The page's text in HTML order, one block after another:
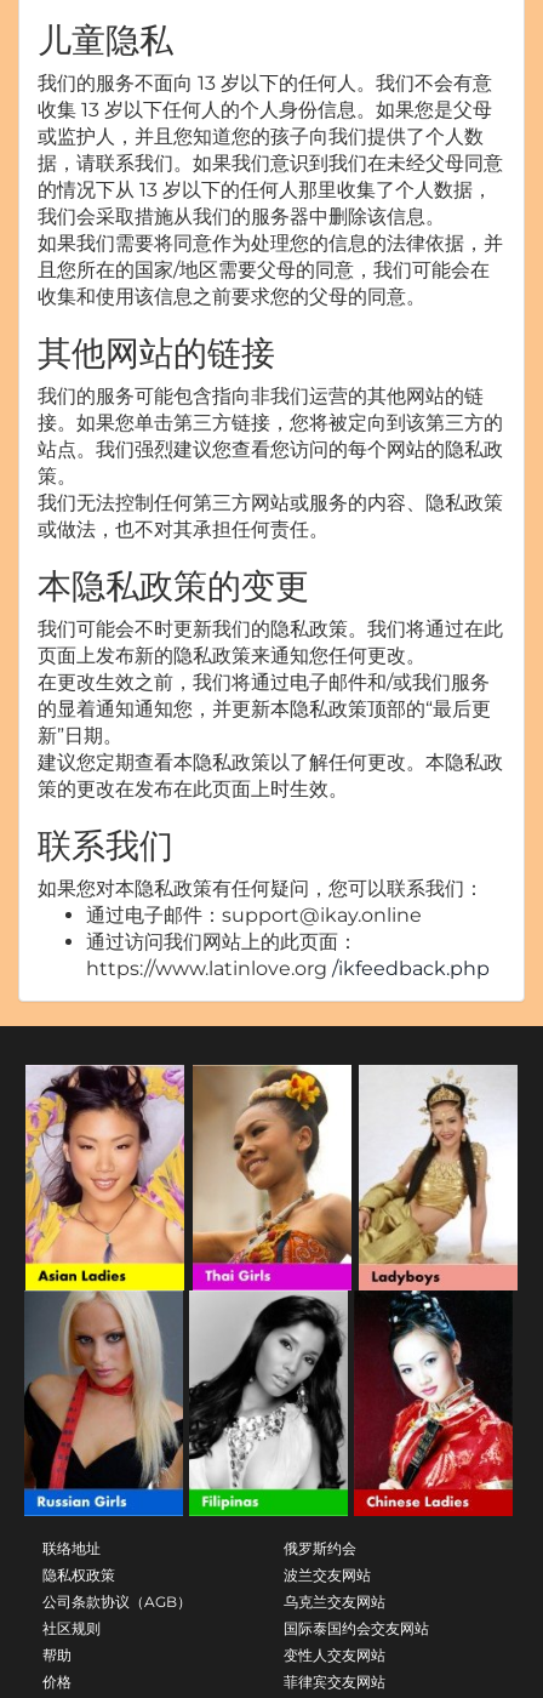
儿童隐私
我们的服务不面向 13 岁以下的任何人。我们不会有意
收集 13 岁以下任何人的个人身份信息。如果您是父母
或监护人，并且您知道您的孩子向我们提供了个人数
据，请联系我们。如果我们意识到我们在未经父母同意
的情况下从 13 岁以下的任何人那里收集了个人数据，
我们会采取措施从我们的服务器中删除该信息。
如果我们需要将同意作为处理您的信息的法律依据，并
且您所在的国家/地区需要父母的同意，我们可能会在
收集和使用该信息之前要求您的父母的同意。
其他网站的链接
我们的服务可能包含指向非我们运营的其他网站的链
接。如果您单击第三方链接，您将被定向到该第三方的
站点。我们强烈建议您查看您访问的每个网站的隐私政
策。
我们无法控制任何第三方网站或服务的内容、隐私政策
或做法，也不对其承担任何责任。
本隐私政策的变更
我们可能会不时更新我们的隐私政策。我们将通过在此
页面上发布新的隐私政策来通知您任何更改。
在更改生效之前，我们将通过电子邮件和/或我们服务
的显着通知通知您，并更新本隐私政策顶部的“最后更
新”日期。
建议您定期查看本隐私政策以了解任何更改。本隐私政
策的更改在发布在此页面上时生效。
联系我们
如果您对本隐私政策有任何疑问，您可以联系我们：
通过电子邮件：support@ikay.online
通过访问我们网站上的此页面：
https://www.latinlove.org /ikfeedback.php
联络地址
隐私权政策
公司条款协议（AGB）
社区规则
帮助
价格
俄罗斯约会
波兰交友网站
乌克兰交友网站
国际泰国约会交友网站
变性人交友网站
菲律宾交友网站